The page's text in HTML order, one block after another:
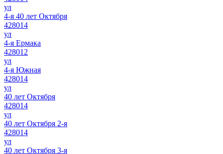
ул
4-я 40 лет Октября
428014
ул
4-я Ермака
428012
ул
4-я Южная
428014
ул
40 лет Октября
428014
ул
40 лет Октября 2-я
428014
ул
40 лет Октября 3-я